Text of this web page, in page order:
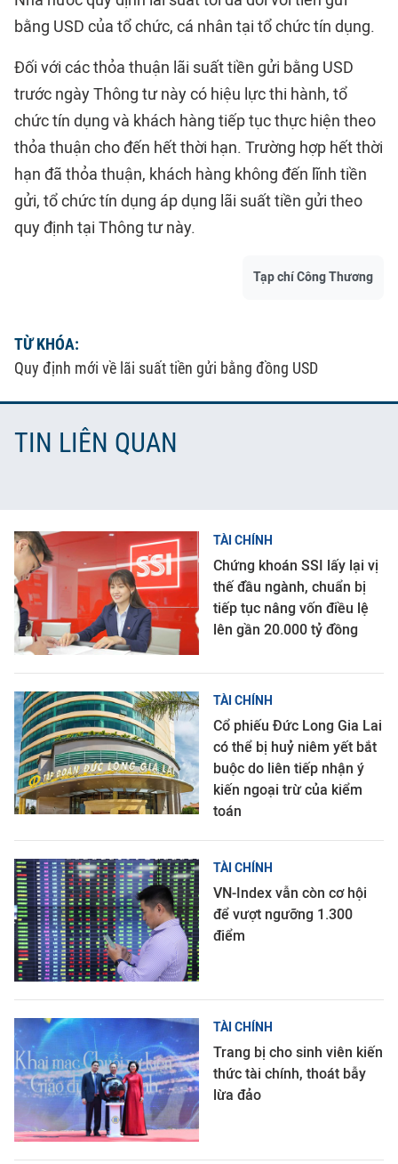
bằng USD của tổ chức, cá nhân tại tổ chức tín dụng.
Đối với các thỏa thuận lãi suất tiền gửi bằng USD
trước ngày Thông tư này có hiệu lực thi hành, tổ
chức tín dụng và khách hàng tiếp tục thực hiện theo
thỏa thuận cho đến hết thời hạn. Trường hợp hết thời
hạn đã thỏa thuận, khách hàng không đến lĩnh tiền
gửi, tổ chức tín dụng áp dụng lãi suất tiền gửi theo
quy định tại Thông tư này.
Tạp chí Công Thương
TỪ KHÓA:
Quy định mới về lãi suất tiền gửi bằng đồng USD
TIN LIÊN QUAN
TÀI CHÍNH
Chứng khoán SSI lấy lại vị
thế đầu ngành, chuẩn bị
tiếp tục nâng vốn điều lệ
lên gần 20.000 tỷ đồng
TÀI CHÍNH
Cổ phiếu Đức Long Gia Lai
có thể bị huỷ niêm yết bắt
buộc do liên tiếp nhận ý
kiến ngoại trừ của kiểm
toán
TÀI CHÍNH
VN-Index vẫn còn cơ hội
để vượt ngưỡng 1.300
điểm
TÀI CHÍNH
Trang bị cho sinh viên kiến
thức tài chính, thoát bẫy
lừa đảo